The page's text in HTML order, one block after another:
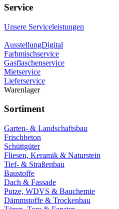
Service
Unsere Serviceleistungen
AusstellungDigital
Farbmischservice
Gasflaschenservice
Mietservice
Lieferservice
Warenlager
Sortiment
Garten- & Landschaftsbau
Frischbeton
Schüttgüter
Fliesen, Keramik & Naturstein
Tief- & Straßenbau
Baustoffe
Dach & Fassade
Putze, WDVS & Bauchemie
Dämmstoffe & Trockenbau